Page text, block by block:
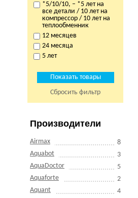
*5/10/10, – *5 лет на
все детали / 10 лет на
компрессор / 10 лет на
теплообменник
12 месяцев
24 месяца
5 лет
Сбросить фильтр
Производители
Airmax
8
Aquabot
3
AquaDoctor
5
Aquaforte
2
Aquant
4